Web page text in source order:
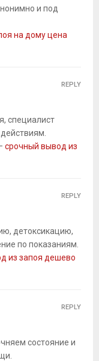
и под
на дому цена
специалист
срочный вывод из
REPLY
детоксикацию,
по показаниям.
из запоя дешево
REPLY
состояние и
REPLY